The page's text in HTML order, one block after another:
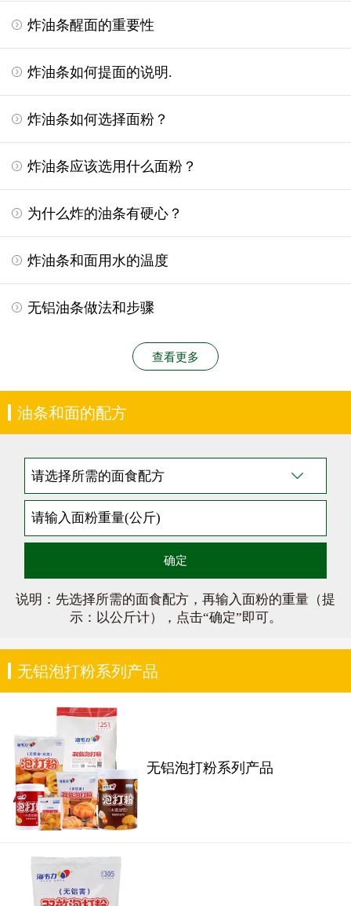
炸油条醒面的重要性
炸油条如何提面的说明.
炸油条如何选择面粉？
炸油条应该选用什么面粉？
为什么炸的油条有硬心？
炸油条和面用水的温度
无铝油条做法和步骤
查看更多
油条和面的配方
请选择所需的面食配方
确定
说明：先选择所需的面食配方，再输入面粉的重量（提
示：以公斤计），点击“确定”即可。
无铝泡打粉系列产品
无铝泡打粉系列产品